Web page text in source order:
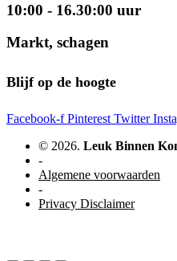
10:00 - 16.30:00 uur
Markt, schagen
Blijf op de hoogte
Facebook-f Pinterest Twitter
© 2026. Leuk Binnen
-
Algemene voorwaarden
-
Privacy Disclaimer